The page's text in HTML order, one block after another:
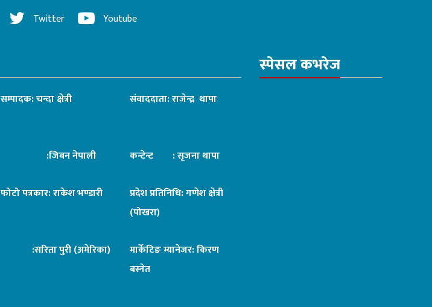
Twitter Youtube
सम्पादक: चन्दा क्षेत्री संवाददाता: राजेन्द्र थापा
:जिबन नेपाली कन्टेन्ट : सृजना थापा
फोटो पत्रकार: राकेश भण्डारी
प्रदेश प्रतिनिधि: गणेश क्षेत्री
(पोखरा)
:सरिता पुरी (अमेरिका)
मार्केटिङ म्यानेजर: किरण
बस्नेत
स्पेसल कभरेज